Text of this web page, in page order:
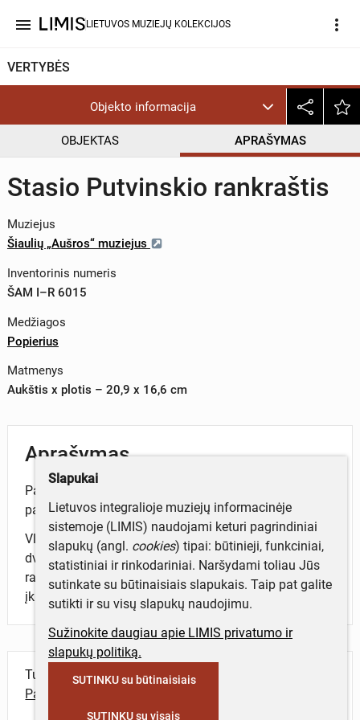
menu LIETUVOS MUZIEJŲ KOLEKCIJOS more_vert
VERTYBĖS
Objekto informacija
OBJEKTAS APRAŠYMAS
Stasio Putvinskio rankraštis
Muziejus
Šiaulių „Aušros“ muziejus
Inventorinis numeris
ŠAM I–R 6015
Medžiagos
Popierius
Matmenys
Aukštis x plotis – 20,9 x 16,6 cm
Aprašymas
Papildymas biografijos knygai apie V. Putvinskį, kaip
pažangų ūkininką. 30 lapų.
Vladas Putvinskis – Pūtvis (1873–1929) – bajoras,
dvarininkas, visuomenės ir kultūros veikėjas,
rašytojas, knygnešys, Lietuvos šaulių sąjungos
įkūrėjas.
Turite daugiau informacijos apie objektą?
Parašykite mums!
Slapukai
Lietuvos integralioje muziejų informacinėje
sistemoje (LIMIS) naudojami keturi pagrindiniai
slapukų (angl. cookies) tipai: būtinieji, funkciniai,
statistiniai ir rinkodariniai. Naršydami toliau Jūs
sutinkate su būtinaisiais slapukais. Taip pat galite
sutikti ir su visų slapukų naudojimu.
Sužinokite daugiau apie LIMIS privatumo ir
slapukų politiką.
SUTINKU su būtinaisiais
SUTINKU su visais